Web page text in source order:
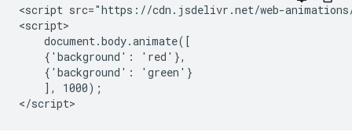
<script src="https://cdn.jsdelivr.net/web-
<script>
    document.body.animate([
    {'background': 'red'},
    {'background': 'green'}
    ], 1000);